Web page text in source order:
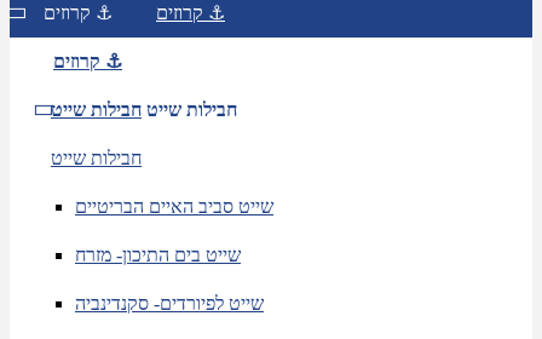
קרוזים ⚓ קרוזים ⚓
קרוזים ⚓
חבילות שייט חבילות שייט
חבילות שייט
שייט סביב האיים הבריטיים
שייט בים התיכון- מזרח
שייט לפיורדים- סקנדינביה